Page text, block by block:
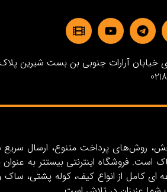
آرارات جنوبی بن بست شیرین پلاک3 واحد
است. فروشگاه اینترنتی بیستتر به